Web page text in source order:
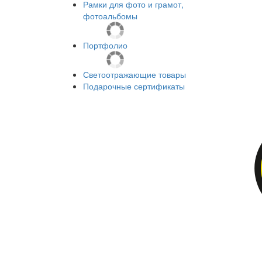
Рамки для фото и грамот,
фотоальбомы
Портфолио
Светоотражающие товары
Подарочные сертификаты